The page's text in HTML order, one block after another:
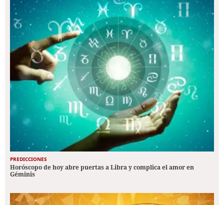
PREDICCIONES
Horóscopo de hoy abre puertas a Libra y complica el amor en
Géminis